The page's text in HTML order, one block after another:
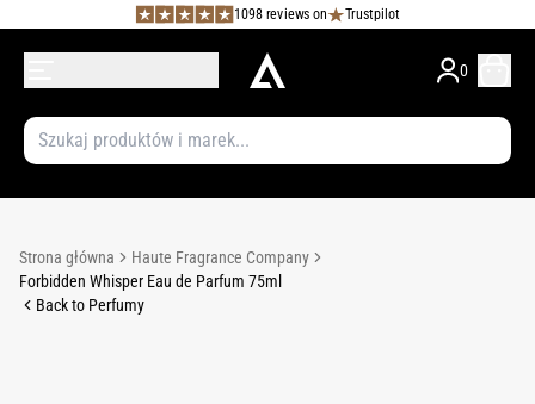
1098 reviews on Trustpilot
0
Strona główna
Haute Fragrance Company
Forbidden Whisper Eau de Parfum 75ml
Back to Perfumy